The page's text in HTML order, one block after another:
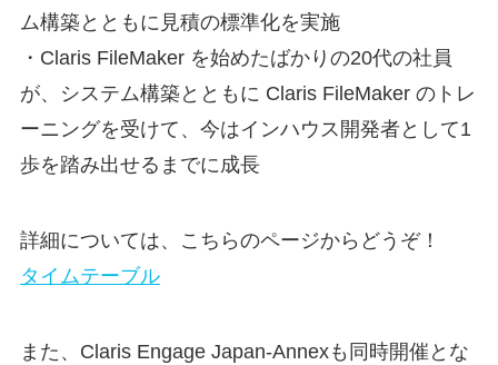
ム構築とともに見積の標準化を実施
・Claris FileMaker を始めたばかりの20代の社員
が、システム構築とともに Claris FileMaker のトレ
ーニングを受けて、今はインハウス開発者として1
歩を踏み出せるまでに成長
詳細については、こちらのページからどうぞ！
タイムテーブル
また、Claris Engage Japan-Annexも同時開催とな